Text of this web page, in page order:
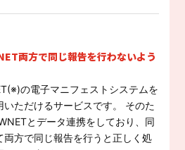
両方で同じ報告を行わないよう
の電子マニフェストシステムを
いただけるサービスです。 そのた
とデータ連携をしており、同
両方で同じ報告を行うと正しく処